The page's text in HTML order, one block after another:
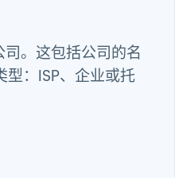
。这包括公司的名
：ISP、企业或托